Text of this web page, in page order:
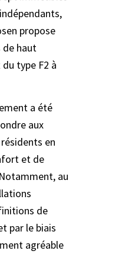
propose
haut
type F2 à
a été
aux
en
et de
au
de
par le biais
agréable